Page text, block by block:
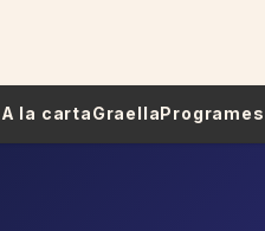
A la cartaGraellaProgrames